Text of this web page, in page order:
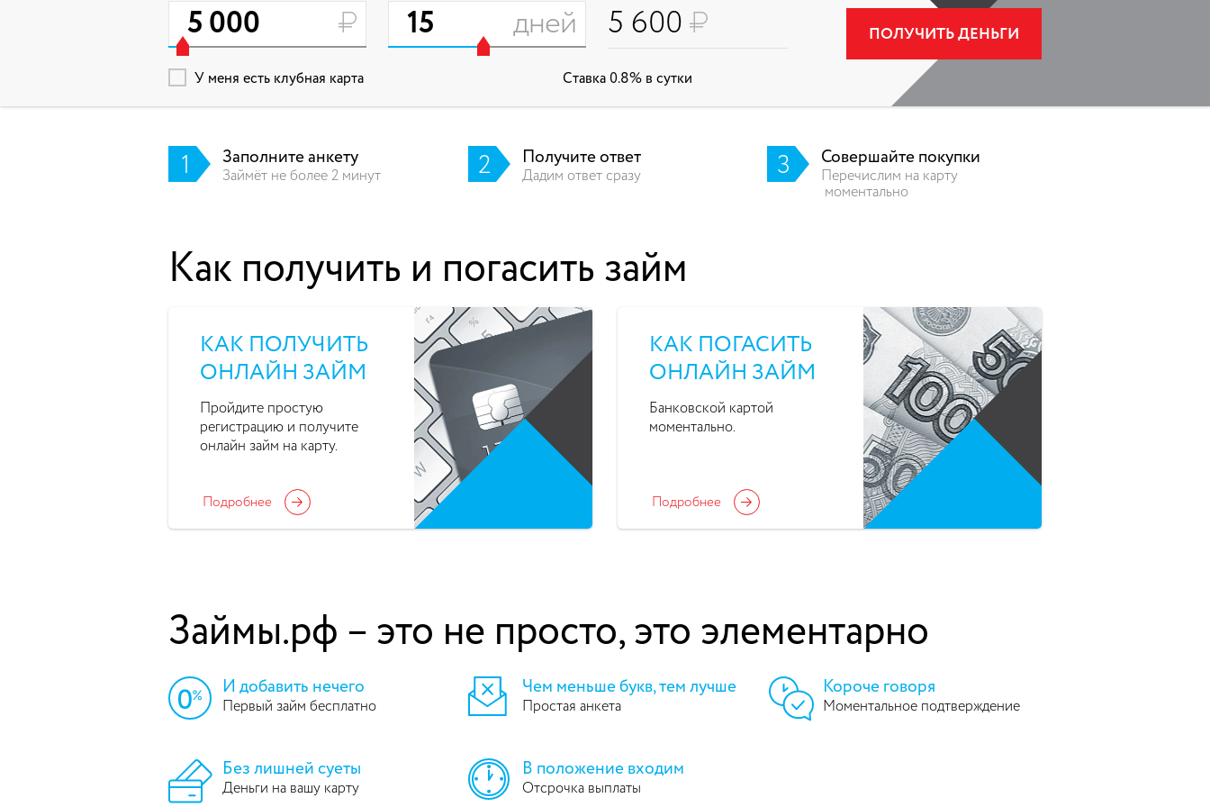
Блог
Вопросы и ответы
дней 5 600
У меня есть клубная карта Cтавка 0.8% в сутки
ПОЛУЧИТЬ ДЕНЬГИ
1 Заполните анкету
Займёт не более 2 минут 2 Получите ответ
Дадим ответ сразу 3 Совершайте покупки
Перечислим на карту
моментально
Как получить и погасить займ
КАК ПОЛУЧИТЬ
ОНЛАЙН ЗАЙМ
Пройдите простую
регистрацию и получите
онлайн займ на карту.
Подробнее
КАК ПОГАСИТЬ
ОНЛАЙН ЗАЙМ
Банковской картой
моментально.
Подробнее
Займы.рф – это не просто, это элементарно
И добавить нечего
Первый займ бесплатно
Чем меньше букв, тем лучше
Простая анкета
Короче говоря
Моментальное подтверждение
Без лишней суеты
Деньги на вашу карту
В положение входим
Отсрочка выплаты